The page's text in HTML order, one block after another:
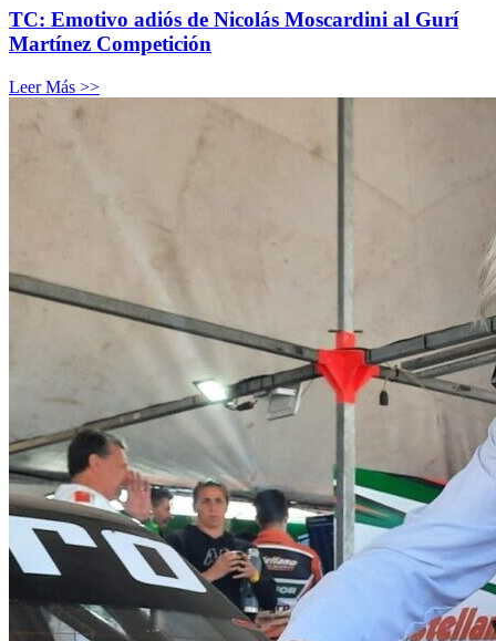
TC: Emotivo adiós de Nicolás Moscardini al Gurí
Martínez Competición
Leer Más >>